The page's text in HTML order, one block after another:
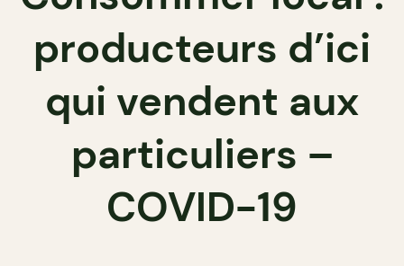
producteurs d’ici
qui vendent aux
particuliers –
COVID-19